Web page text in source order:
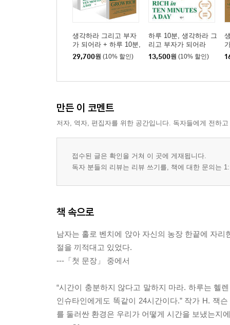
생각하라 그리고 부자
가 되어라 + 하루 10분,
생각하라 그리고 부자
가 되어라 세트
29,700원 (10% 할인)
하루 10분, 생각하라 그
리고 부자가 되어라
13,500원 (10% 할인)
만든 이 코멘트
저자, 역자, 편집자를 위한 공간입니다. 독자들에게 전하
접수된 글은 확인을 거쳐 이 곳에 게재됩니다.
독자 분들의 리뷰는 리뷰 쓰기를, 책에 대한 문의는
책 속으로
남자는 홀로 벤치에 앉아 자신의 농장 한끝에 자
절을 끼적대고 있었다.
---「첫 문장」 중에서
“시간이 충분하지 않다고 말하지 마라. 하루는 헬
인슈타인에게도 똑같이 24시간이다.” 작가 H. 잭
를 둘러싼 환경은 우리가 어떻게 시간을 보냈는지